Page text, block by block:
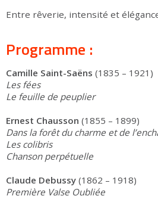
Entre rêverie, intensité et
Programme :
Camille Saint-Saëns (1835 – 1921)
Les fées
Le feuille de peuplier
Ernest Chausson (1855 – 1899)
Dans la forêt du charme et de
Les colibris
Chanson perpétuelle
Claude Debussy (1862 – 1918)
Première Valse Oubliée